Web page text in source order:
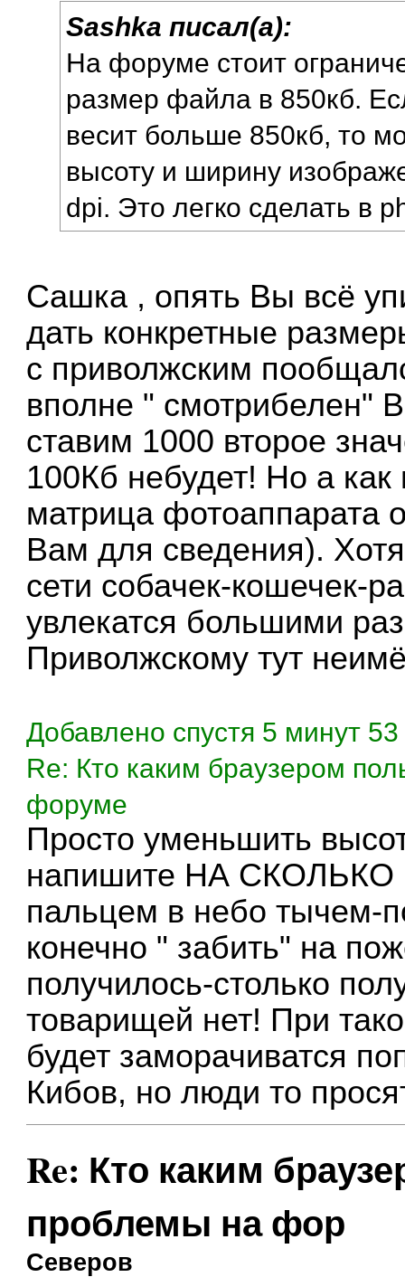
Sashka писал(а):
На форуме стоит
размер файла в 850кб.
весит больше 850кб, то
высоту и ширину
dpi. Это легко сделать в
Сашка , опять Вы всё
дать конкретные
с приволжским
вполне " смотрибелен"
ставим 1000 второе
100Кб небудет! Но а
матрица фотоаппарата
Вам для сведения).
сети собачек-кошечек-
увлекатся большими
Приволжскому тут
Добавлено спустя 5 минут
Re: Кто каким браузером
форуме
Просто уменьшить
напишите НА
пальцем в небо тычем-
конечно " забить" на
получилось-столько
товарищей нет! При
будет заморачиватся
Кибов, но люди то
Re: Кто каким
проблемы на фор
Северов